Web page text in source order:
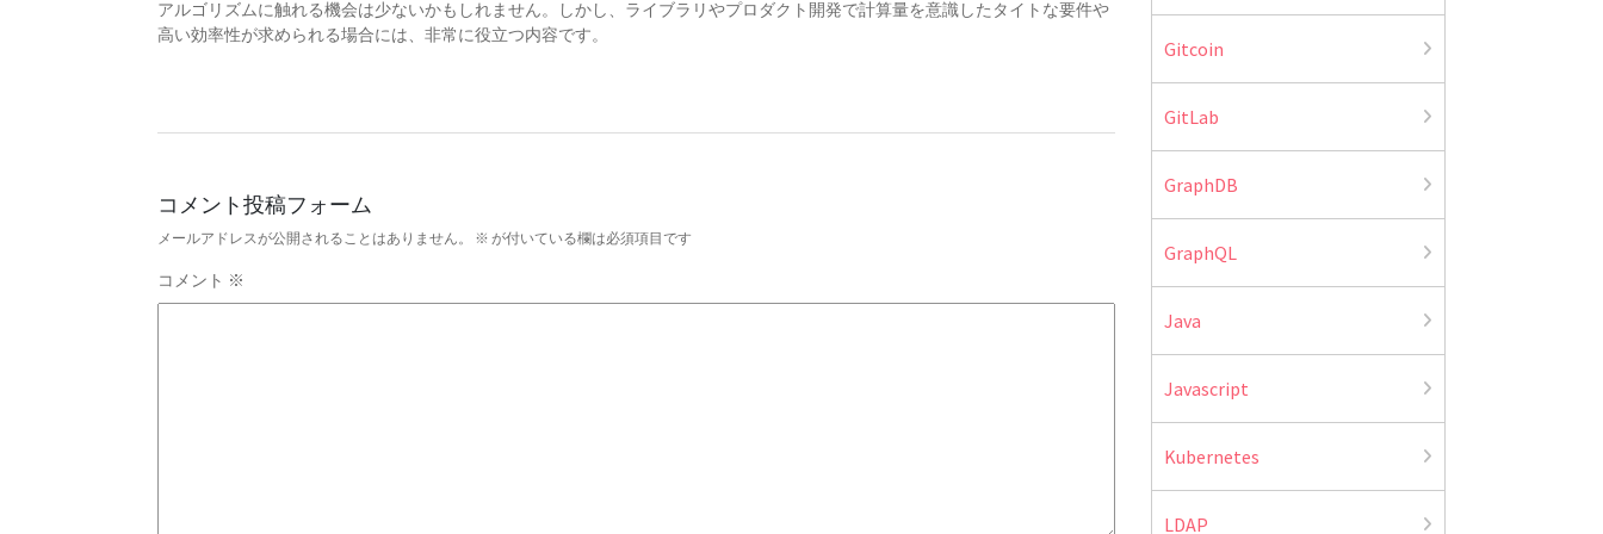
アルゴリズムに触れる機会は少ないかもしれません。しかし、ライブラリやプロダクト開発で計算量を意識したタイトな要件や
高い効率性が求められる場合には、非常に役立つ内容です。
コメント投稿フォーム
メールアドレスが公開されることはありません。 ※ が付いている欄は必須項目です
コメント ※
Gitcoin
GitLab
GraphDB
GraphQL
Java
Javascript
Kubernetes
LDAP